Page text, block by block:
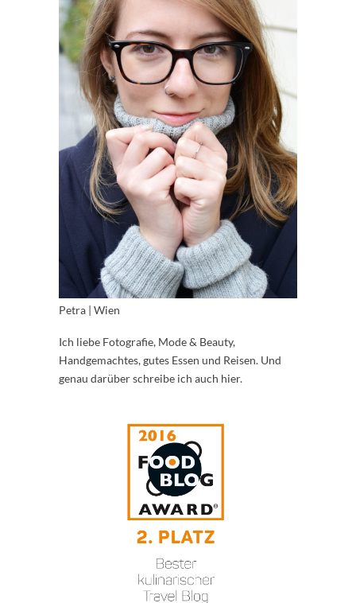
Petra | Wien
Ich liebe Fotografie, Mode & Beauty,
Handgemachtes, gutes Essen und Reisen. Und
genau darüber schreibe ich auch hier.